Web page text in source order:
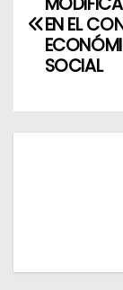
a
ó
EN EL
SOCIAL